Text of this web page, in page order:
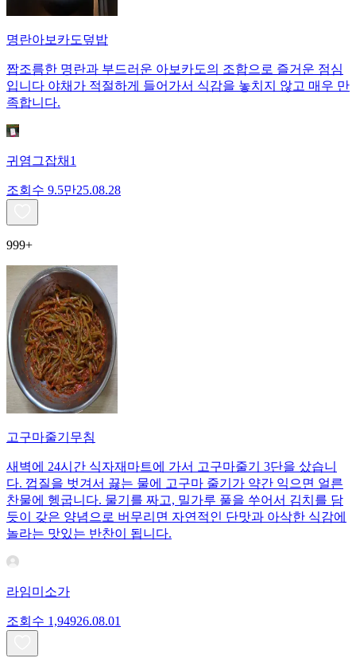
명란아보카도덮밥
짭조름한 명란과 부드러운 아보카도의 조합으로 즐거운 점심
입니다 야채가 적절하게 들어가서 식감을 놓치지 않고 매우 만
족합니다.
귀염그잡채1
조회수 9.5만25.08.28
999+
고구마줄기무침
새벽에 24시간 식자재마트에 가서 고구마줄기 3단을 샀습니
다. 껍질을 벗겨서 끓는 물에 고구마 줄기가 약간 익으면 얼른
찬물에 헹굽니다. 물기를 짜고, 밀가루 풀을 쑤어서 김치를 담
듯이 갖은 양념으로 버무리면 자연적인 단맛과 아삭한 식감에
놀라는 맛있는 반찬이 됩니다.
라임미소가
조회수 1,94926.08.01